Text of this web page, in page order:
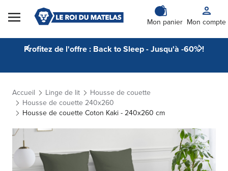
Skip to Content
Mon panier Mon compte
Profitez de l'offre : Back to Sleep - Jusqu'à -60% !
Accueil Linge de lit
Housse de couette
Housse de couette 240x260
Housse de couette Coton Kaki - 240x260 cm